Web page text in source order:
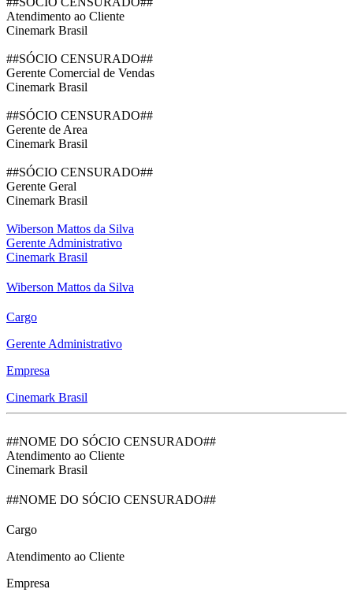
Atendimento ao Cliente
Cinemark Brasil
##SÓCIO CENSURADO##
Gerente Comercial de Vendas
Cinemark Brasil
##SÓCIO CENSURADO##
Gerente de Area
Cinemark Brasil
##SÓCIO CENSURADO##
Gerente Geral
Cinemark Brasil
Wiberson Mattos da Silva
Gerente Administrativo
Cinemark Brasil
Wiberson Mattos da Silva
Cargo
Gerente Administrativo
Empresa
Cinemark Brasil
##NOME DO SÓCIO CENSURADO##
Atendimento ao Cliente
Cinemark Brasil
##NOME DO SÓCIO CENSURADO##
Cargo
Atendimento ao Cliente
Empresa